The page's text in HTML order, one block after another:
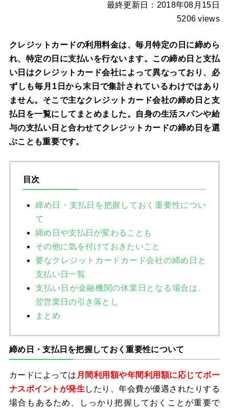
最終更新日：2018年08月15日
5206 views
クレジットカードの利用料金は、毎月特定の日に締めら
れ、特定の日に支払いを行ないます。この締め日と支払
い日はクレジットカード会社によって異なっており、必
ずしも毎月1日から末日で集計されているわけではあり
ません。そこで主なクレジットカード会社の締め日と支
払日を一覧にしてまとめました。自身の生活スパンや給
与の支払い日と合わせてクレジットカードの締め日を選
ぶことも重要です。
目次
締め日・支払日を把握しておく重要性につい
て
締め日や支払日が変わることも
その他に気を付けておきたいこと
要なクレジットカードカード会社の締め日と
支払い日一覧
支払い日が金融機関の休業日となる場合は、
翌営業日の引き落とし
まとめ
締め日・支払日を把握しておく重要性について
カードによっては 月間利用額や年間利用額に応じてボー
ナスポイントが発生したり、年会費が優遇されたりする
場合もあるため、しっかり把握しておくことが重要で